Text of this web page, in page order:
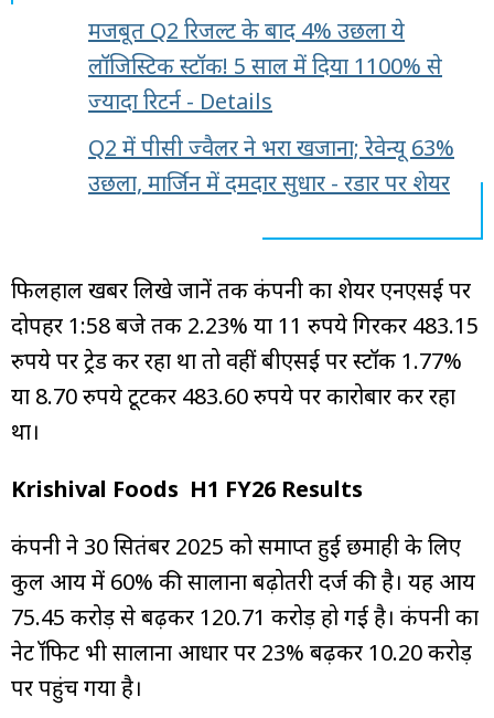
मजबूत Q2 रिजल्ट के बाद 4% उछला ये
लॉजिस्टिक स्टॉक! 5 साल में दिया 1100% से
ज्यादा रिटर्न - Details
Q2 में पीसी ज्वैलर ने भरा खजाना; रेवेन्यू 63%
उछला, मार्जिन में दमदार सुधार - रडार पर शेयर
फिलहाल खबर लिखे जानें तक कंपनी का शेयर एनएसई पर
दोपहर 1:58 बजे तक 2.23% या 11 रुपये गिरकर 483.15
रुपये पर ट्रेड कर रहा था तो वहीं बीएसई पर स्टॉक 1.77%
या 8.70 रुपये टूटकर 483.60 रुपये पर कारोबार कर रहा
था।
Krishival Foods H1 FY26 Results
कंपनी ने 30 सितंबर 2025 को समाप्त हुई छमाही के लिए
कुल आय में 60% की सालाना बढ़ोतरी दर्ज की है। यह आय
₹75.45 करोड़ से बढ़कर ₹120.71 करोड़ हो गई है। कंपनी का
नेट प्रॉफिट भी सालाना आधार पर 23% बढ़कर ₹10.20 करोड़
पर पहुंच गया है।